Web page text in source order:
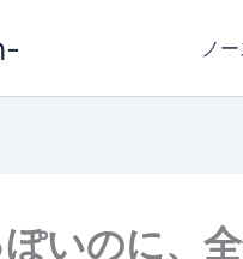
ノ
いのに、